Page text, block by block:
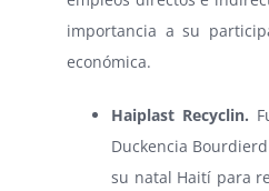
importancia a su
económica.
Haiplast Recyclin.
Duckencia
su natal Haití para